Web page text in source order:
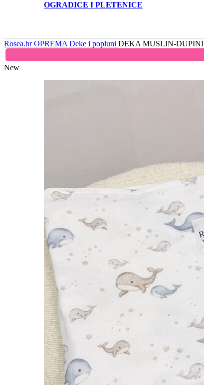
OGRADICE I PLETENICE
Rosea.hrOPREMADeke i popluni DEKA MUSLIN-DUPINI
New